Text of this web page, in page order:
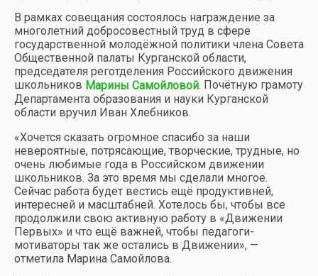
В рамках совещания состоялось награждение за
многолетний добросовестный труд в сфере
государственной молодёжной политики члена Совета
Общественной палаты Курганской области,
председателя реготделения Российского движения
школьников Марины Самойловой. Почётную грамоту
Департамента образования и науки Курганской
области вручил Иван Хлебников.
«Хочется сказать огромное спасибо за наши
невероятные, потрясающие, творческие, трудные, но
очень любимые года в Российском движении
школьников. За это время мы сделали многое.
Сейчас работа будет вестись ещё продуктивней,
интересней и масштабней. Хотелось бы, чтобы все
продолжили свою активную работу в «Движении
Первых» и что ещё важней, чтобы педагоги-
мотиваторы так же остались в Движении», —
отметила Марина Самойлова.